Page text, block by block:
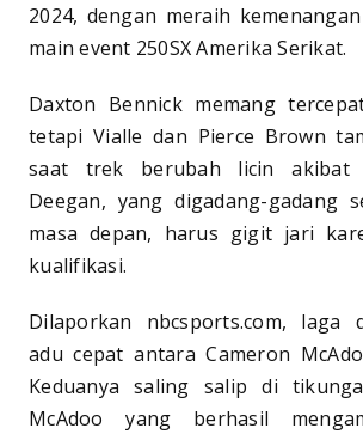
2024, dengan meraih
main event 250SX Amerika Serikat.
Daxton Bennick memang
tetapi Vialle dan Pierce Brown
saat trek berubah licin akibat
Deegan, yang digadang-gadang
masa depan, harus gigit jari
kualifikasi.
Dilaporkan nbcsports.com, laga
adu cepat antara Cameron
Keduanya saling salip di
McAdoo yang berhasil